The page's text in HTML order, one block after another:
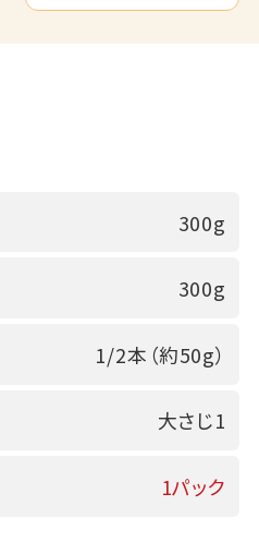
300g
300g
1/2本（約50g）
大さじ1
1パック